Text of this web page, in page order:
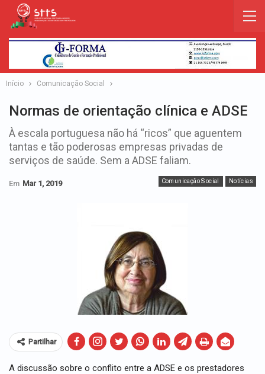
Início Comunicação Social
Normas de orientação clínica e ADSE
À escala portuguesa não há “ricos” que aguentem
tantas e tão poderosas empresas privadas de
serviços de saúde. Sem a ADSE faliam.
Comunicação Social Notícias
Em Mar 1, 2019
Partilhar
A discussão sobre o conflito entre a ADSE e os prestadores